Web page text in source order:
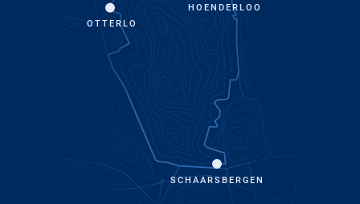
SCHAARSBERGEN
OTTERLO
HOENDERLOO